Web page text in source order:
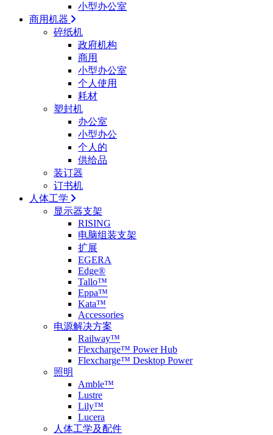
小型办公室
商用机器
碎纸机
政府机构
商用
小型办公室
个人使用
耗材
塑封机
办公室
小型办公
个人的
供给品
装订器
订书机
人体工学
显示器支架
RISING
电脑组装支架
扩展
EGERA
Edge®
Tallo™
Eppa™
Kata™
Accessories
电源解决方案
Railway™
Flexcharge™ Power Hub
Flexcharge™ Desktop Power
照明
Amble™
Lustre
Lily™
Lucera
人体工学及配件